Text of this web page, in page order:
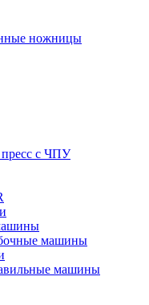
ножницы
с ЧПУ
машины
машины